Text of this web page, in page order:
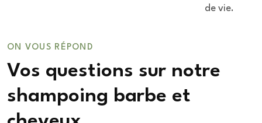
de vie.
ON VOUS RÉPOND
Vos questions sur notre
shampoing barbe et